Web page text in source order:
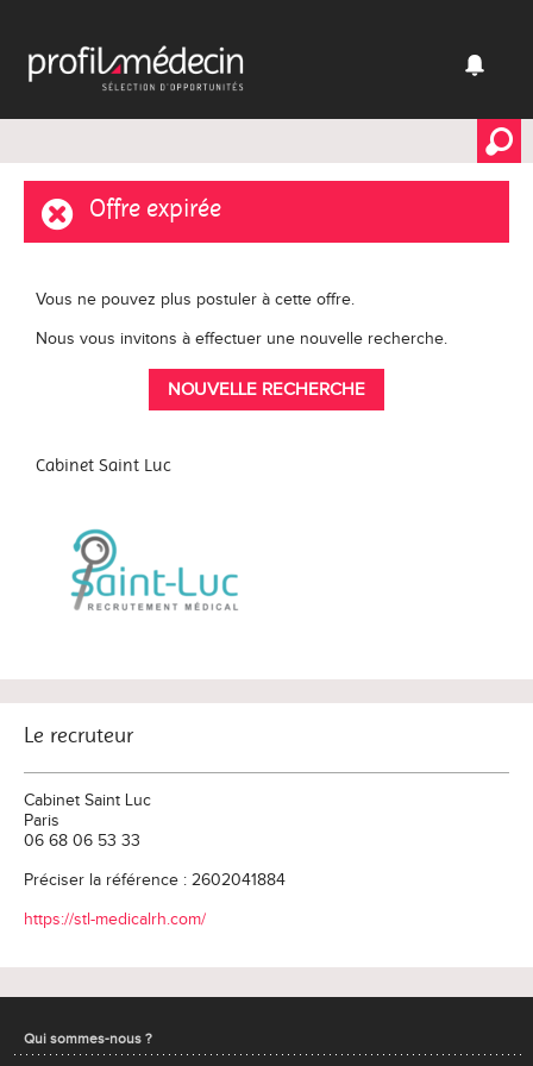
Offre expirée
Vous ne pouvez plus postuler à cette offre.
Nous vous invitons à effectuer une nouvelle recherche.
NOUVELLE RECHERCHE
Cabinet Saint Luc
Le recruteur
Cabinet Saint Luc
Paris
06 68 06 53 33
Préciser la référence : 2602041884
https://stl-medicalrh.com/
Qui sommes-nous ?